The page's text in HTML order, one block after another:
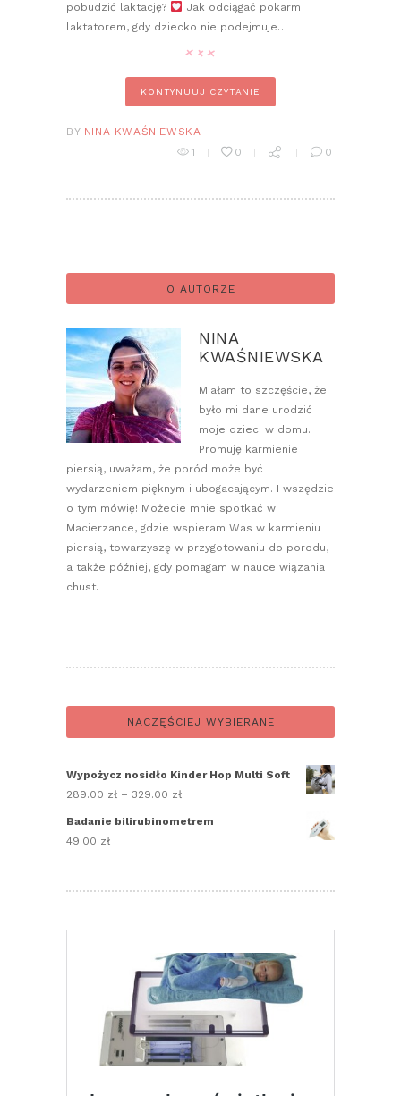
pobudzić laktację?
Jak odciągać pokarm
laktatorem, gdy dziecko nie podejmuje…
KONTYNUUJ CZYTANIE
BY NINA KWAŚNIEWSKA
1
0 0
O AUTORZE
NINA
KWAŚNIEWSKA
Miałam to szczęście, że
było mi dane urodzić
moje dzieci w domu.
Promuję karmienie
piersią, uważam, że poród może być
wydarzeniem pięknym i ubogacającym. I wszędzie
o tym mówię! Możecie mnie spotkać w
Macierzance, gdzie wspieram Was w karmieniu
piersią, towarzyszę w przygotowaniu do porodu,
a także później, gdy pomagam w nauce wiązania
chust.
NACZĘŚCIEJ WYBIERANE
Wypożycz nosidło Kinder Hop Multi Soft
289.00 zł – 329.00 zł
329.00 zł
Badanie bilirubinometrem
49.00 zł